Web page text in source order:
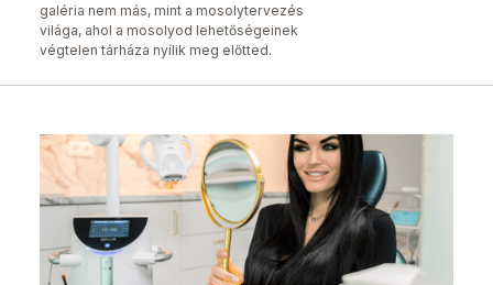
galéria nem más, mint a mosolytervezés
világa, ahol a mosolyod lehetőségeinek
végtelen tárháza nyílik meg előtted.